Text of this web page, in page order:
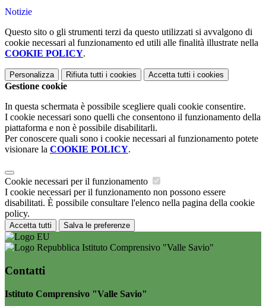
Notizie
Questo sito o gli strumenti terzi da questo utilizzati si avvalgono di
cookie necessari al funzionamento ed utili alle finalità illustrate nella
COOKIE POLICY.
Personalizza Rifiuta tutti i cookies Accetta tutti i cookies
Gestione cookie
In questa schermata è possibile scegliere quali cookie consentire.
I cookie necessari sono quelli che consentono il funzionamento della
piattaforma e non è possibile disabilitarli.
Per conoscere quali sono i cookie necessari al funzionamento potete
visionare la COOKIE POLICY.
Cookie necessari per il funzionamento
I cookie necessari per il funzionamento non possono essere
disabilitati. È possibile consultare l'elenco nella pagina della cookie
policy.
Accetta tutti Salva le preferenze
Istituto Comprensivo "Valle Savio"
Contatti
Istituto Comprensivo "Valle Savio"